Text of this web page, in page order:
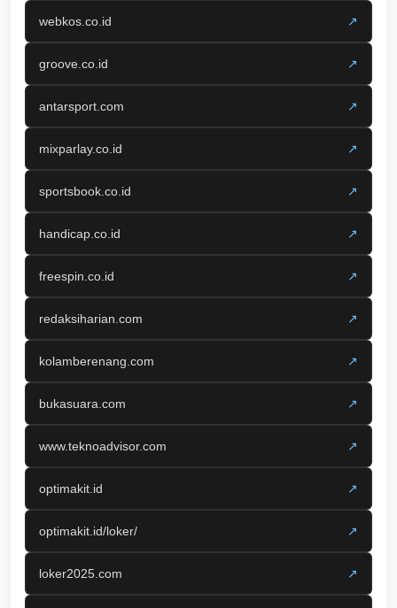
webkos.co.id ↗
groove.co.id ↗
antarsport.com ↗
mixparlay.co.id ↗
sportsbook.co.id ↗
handicap.co.id ↗
freespin.co.id ↗
redaksiharian.com ↗
kolamberenang.com ↗
bukasuara.com ↗
www.teknoadvisor.com ↗
optimakit.id ↗
optimakit.id/loker/ ↗
loker2025.com ↗